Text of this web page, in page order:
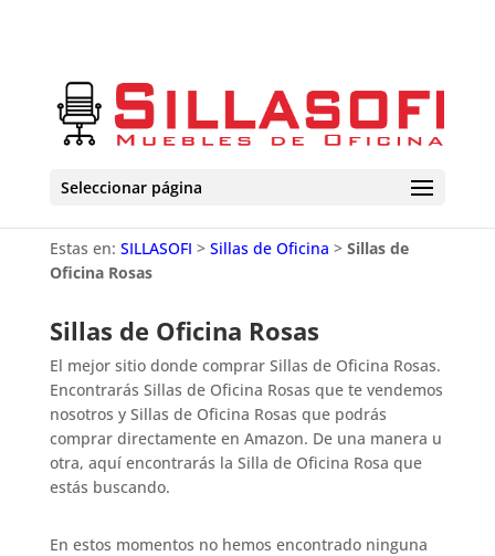
Seleccionar página
Estas en: SILLASOFI > Sillas de Oficina > Sillas de
Oficina Rosas
Sillas de Oficina Rosas
El mejor sitio donde comprar Sillas de Oficina Rosas.
Encontrarás Sillas de Oficina Rosas que te vendemos
nosotros y Sillas de Oficina Rosas que podrás
comprar directamente en Amazon. De una manera u
otra, aquí encontrarás la Silla de Oficina Rosa que
estás buscando.
En estos momentos no hemos encontrado ninguna